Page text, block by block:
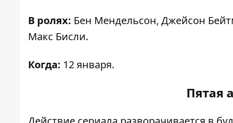
В ролях: Бен Мендельсон, Джейсон
Макс Бисли.
Когда: 12 января.
Пятая